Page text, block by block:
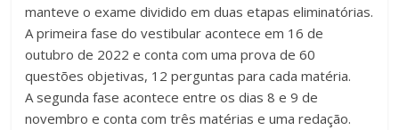
manteve o exame dividido em duas etapas eliminatórias.
A primeira fase do vestibular acontece em 16 de
outubro de 2022 e conta com uma prova de 60
questões objetivas, 12 perguntas para cada matéria.
A segunda fase acontece entre os dias 8 e 9 de
novembro e conta com três matérias e uma redação.